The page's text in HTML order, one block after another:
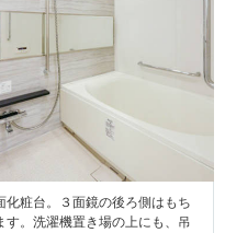
粧台。３面鏡の後ろ側はもち
。洗濯機置き場の上にも、吊